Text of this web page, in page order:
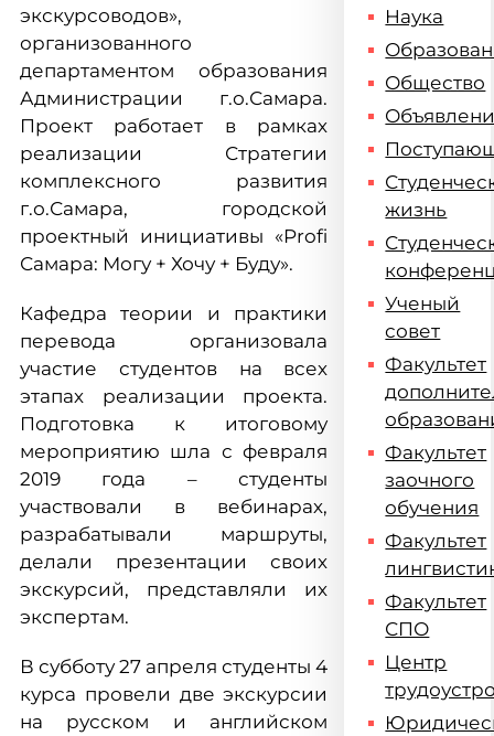
экскурсоводов»,
организованного
департаментом образования
Администрации г.о.Самара.
Проект работает в рамках
реализации Стратегии
комплексного развития
г.о.Самара, городской
проектный инициативы «Profi
Самара: Могу + Хочу + Буду».
Кафедра теории и практики
перевода организовала
участие студентов на всех
этапах реализации проекта.
Подготовка к итоговому
мероприятию шла с февраля
2019 года – студенты
участвовали в вебинарах,
разрабатывали маршруты,
делали презентации своих
экскурсий, представляли их
экспертам.
В субботу 27 апреля студенты 4
курса провели две экскурсии
на русском и английском
Наука
Общество
жизнь
Ученый
совет
Факультет
Факультет
заочного
обучения
Факультет
Факультет
СПО
Центр